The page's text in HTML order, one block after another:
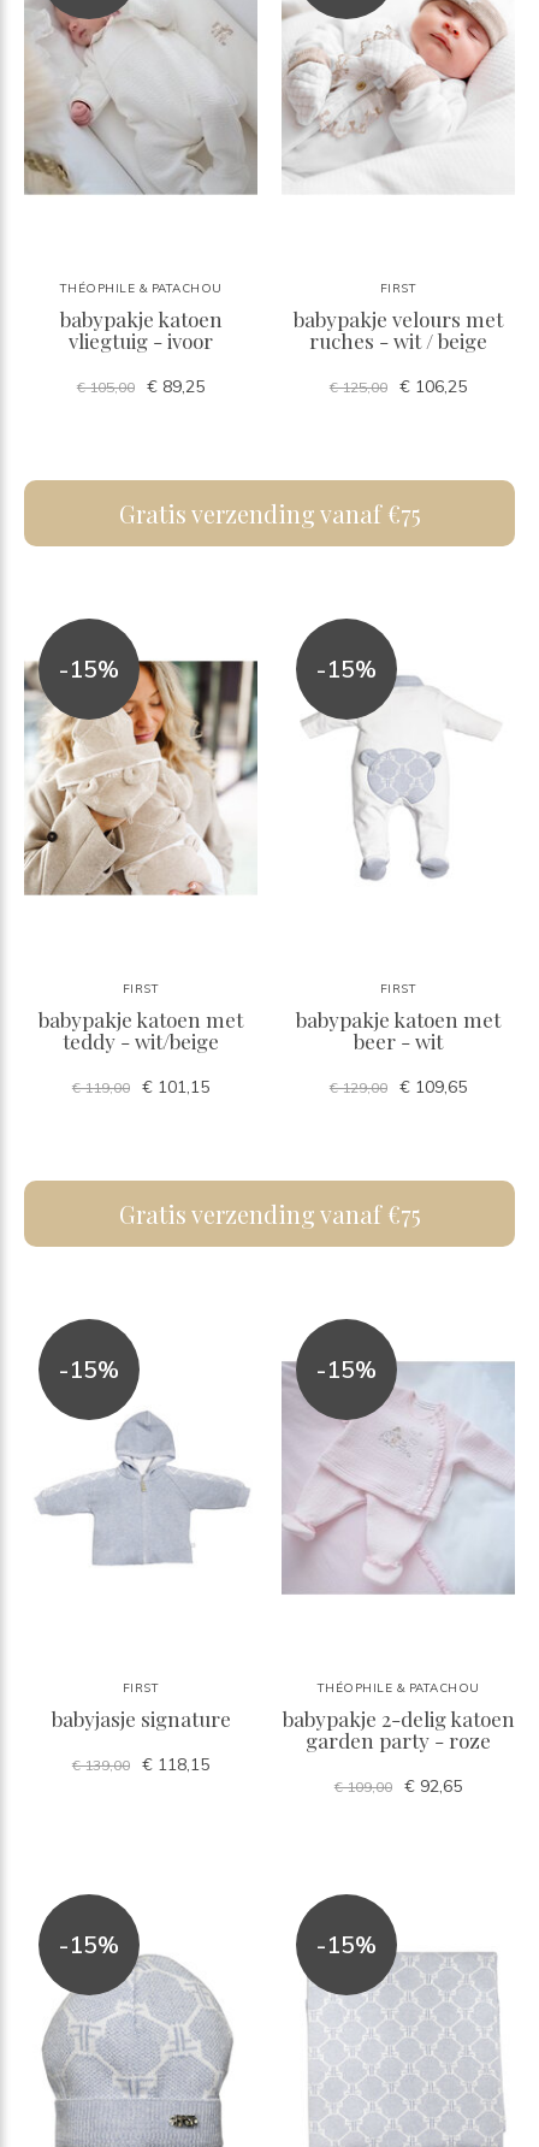
THÉOPHILE & PATACHOU
babypakje katoen
vliegtuig - ivoor
€ 105,00 € 89,25
FIRST
babypakje velours met
ruches - wit / beige
€ 125,00 € 106,25
Gratis verzending vanaf €75
-15%
FIRST
babypakje katoen met
teddy - wit/beige
€ 119,00 € 101,15
-15%
FIRST
babypakje katoen met
beer - wit
€ 129,00 € 109,65
Gratis verzending vanaf €75
-15%
FIRST
babyjasje signature
€ 139,00 € 118,15
-15%
THÉOPHILE & PATACHOU
babypakje 2-delig katoen
garden party - roze
€ 109,00 € 92,65
-15% -15%